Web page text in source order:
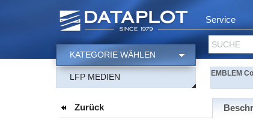
Service
SUCHE
KATEGORIE WÄHLEN
LFP MEDIEN EMBLEM
Zurück